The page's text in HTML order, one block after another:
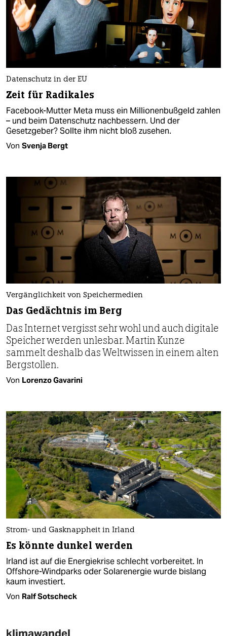
Datenschutz in der EU
Zeit für Radikales
Facebook-Mutter Meta muss ein Millionenbußgeld zahlen
– und beim Datenschutz nachbessern. Und der
Gesetzgeber? Sollte ihm nicht bloß zusehen.
Von Svenja Bergt
Vergänglichkeit von Speichermedien
Das Gedächtnis im Berg
Das Internet vergisst sehr wohl und auch digitale
Speicher werden unlesbar. Martin Kunze
sammelt deshalb das Weltwissen in einem alten
Bergstollen.
Von Lorenzo Gavarini
Strom- und Gasknappheit in Irland
Es könnte dunkel werden
Irland ist auf die Energiekrise schlecht vorbereitet. In
Offshore-Windparks oder Solarenergie wurde bislang
kaum investiert.
Von Ralf Sotscheck
klimawandel